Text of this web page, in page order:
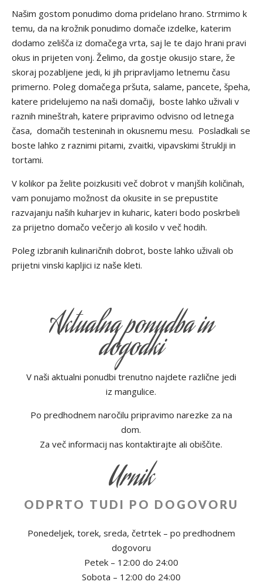
Našim gostom ponudimo doma pridelano hrano. Strmimo k
temu, da na krožnik ponudimo domače izdelke, katerim
dodamo zelišča iz domačega vrta, saj le te dajo hrani pravi
okus in prijeten vonj. Želimo, da gostje okusijo stare, že
skoraj pozabljene jedi, ki jih pripravljamo letnemu času
primerno. Poleg domačega pršuta, salame, pancete, špeha,
katere pridelujemo na naši domačiji, boste lahko uživali v
raznih mineštrah, katere pripravimo odvisno od letnega
časa, domačih testeninah in okusnemu mesu. Posladkali se
boste lahko z raznimi pitami, zvaitki, vipavskimi štruklji in
tortami.
V kolikor pa želite poizkusiti več dobrot v manjših količinah,
vam ponujamo možnost da okusite in se prepustite
razvajanju naših kuharjev in kuharic, kateri bodo poskrbeli
za prijetno domačo večerjo ali kosilo v več hodih.
Poleg izbranih kulinaričnih dobrot, boste lahko uživali ob
prijetni vinski kapljici iz naše kleti.
Aktualna ponudba in
dogodki
V naši aktualni ponudbi trenutno najdete različne jedi
iz mangulice.
Po predhodnem naročilu pripravimo narezke za na
dom.
Za več informacij nas kontaktirajte ali obiščite.
Urnik
ODPRTO TUDI PO DOGOVORU
Ponedeljek, torek, sreda, četrtek – po predhodnem
dogovoru
Petek – 12:00 do 24:00
Sobota – 12:00 do 24:00